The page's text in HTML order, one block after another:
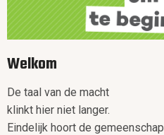
Welkom
De taal van de macht
klinkt hier niet langer.
Eindelijk hoort de gemeenschap